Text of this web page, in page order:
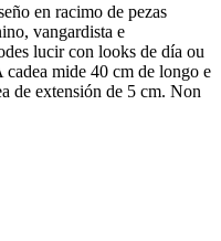
en racimo de pezas
vangardista e
lucir con looks de día ou
mide 40 cm de longo e
de extensión de 5 cm. Non